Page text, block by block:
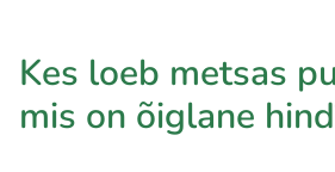
Kes loeb metsas
mis on õiglane